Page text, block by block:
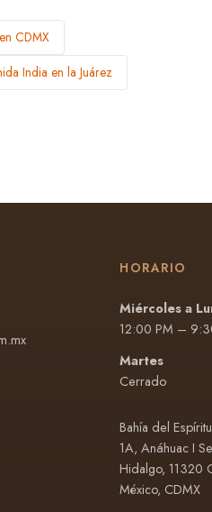
CDMX
India en la Juárez
HORARIO
Miércoles a
12:00 PM –
Martes
Cerrado
Bahía del
1A, Anáhuac I
Hidalgo, 11320
México, CDMX